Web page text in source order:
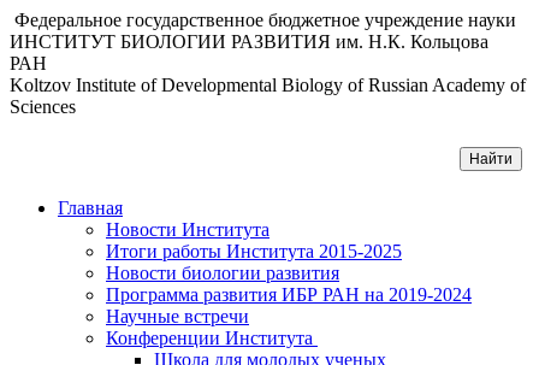
Федеральное государственное бюджетное учреждение науки
ИНСТИТУТ БИОЛОГИИ РАЗВИТИЯ им. Н.К. Кольцова
РАН
Koltzov Institute of Developmental Biology of Russian Academy of
Sciences
Главная
Новости Института
Итоги работы Института 2015-2025
Новости биологии развития
Программа развития ИБР РАН на 2019-2024
Научные встречи
Конференции Института
Школа для молодых ученых